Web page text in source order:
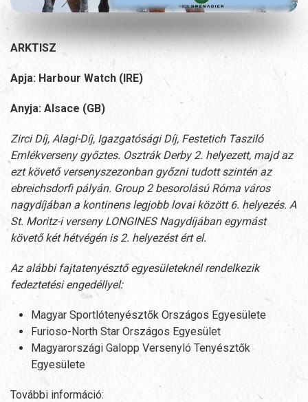
ARKTISZ
Apja: Harbour Watch (IRE)
Anyja: Alsace (GB)
Zirci Díj, Alagi-Díj, Igazgatósági Díj, Festetich Tasziló
Emlékverseny győztes. Osztrák Derby 2. helyezett, majd az
ezt követő versenyszezonban győzni tudottszintén az
ebreichsdorfi pályán. Group 2 besorolású Róma város
nagydíjában a kontinens legjobb lovai között 6. helyezés. A
St. Moritz-i versenyLONGINES Nagydíjában egymást
követő két hétvégén is 2. helyezést ért el.
Az alábbi fajtatenyésztő egyesületeknélrendelkezik
fedeztetési engedéllyel:
Magyar Sportlótenyésztők Országos Egyesülete
Furioso-North Star Országos Egyesület
Magyarországi Galopp Versenyló Tenyésztők
Egyesülete
További információ: